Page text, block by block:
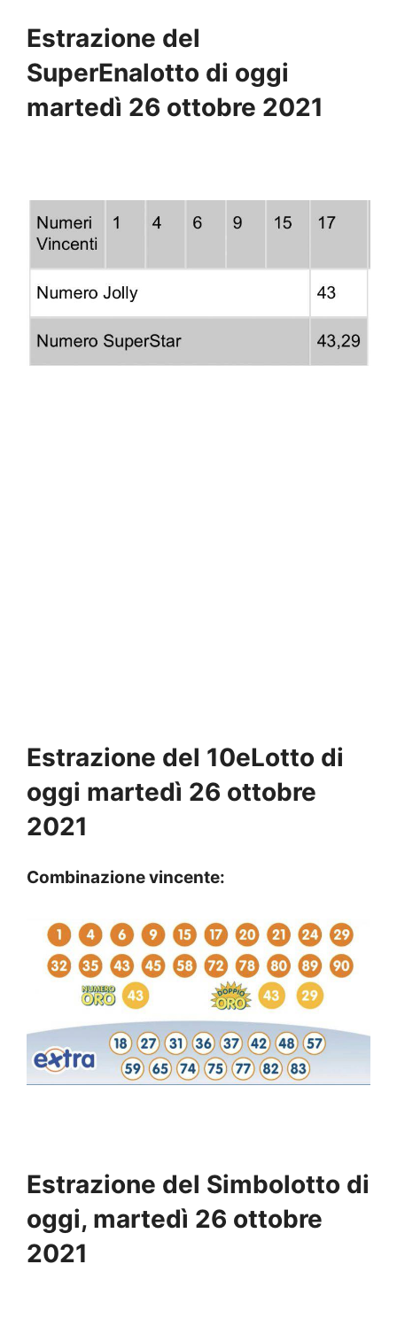
Estrazione del
SuperEnalotto di oggi
martedì 26 ottobre 2021
Estrazione del 10eLotto di
oggi martedì 26 ottobre
2021
Combinazione vincente:
Estrazione del Simbolotto di
oggi, martedì 26 ottobre
2021